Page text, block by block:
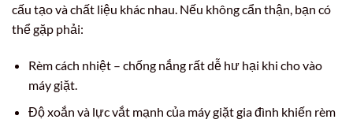
cấu tạo và chất liệu khác nhau. Nếu không cẩn thận, bạn có
thể gặp phải:
Rèm cách nhiệt – chống nắng rất dễ hư hại khi cho vào
máy giặt.
Độ xoắn và lực vắt mạnh của máy giặt gia đình khiến rèm